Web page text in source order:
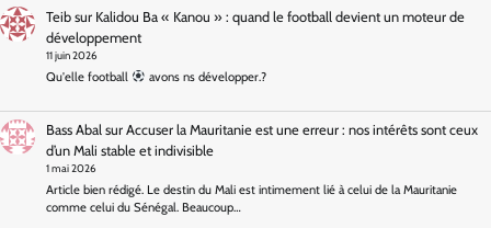
Teibsur Kalidou Ba « Kanou » : quand le football devient un moteur de
développement
11 juin 2026
Qu'elle football avons ns développer.?
Bass Abal sur Accuser la Mauritanie est une erreur : nos intérêts sont ceux
d’un Mali stable et indivisible
1 mai 2026
Article bien rédigé. Le destin du Mali est intimement lié à celui de la Mauritanie
comme celui du Sénégal. Beaucoup…